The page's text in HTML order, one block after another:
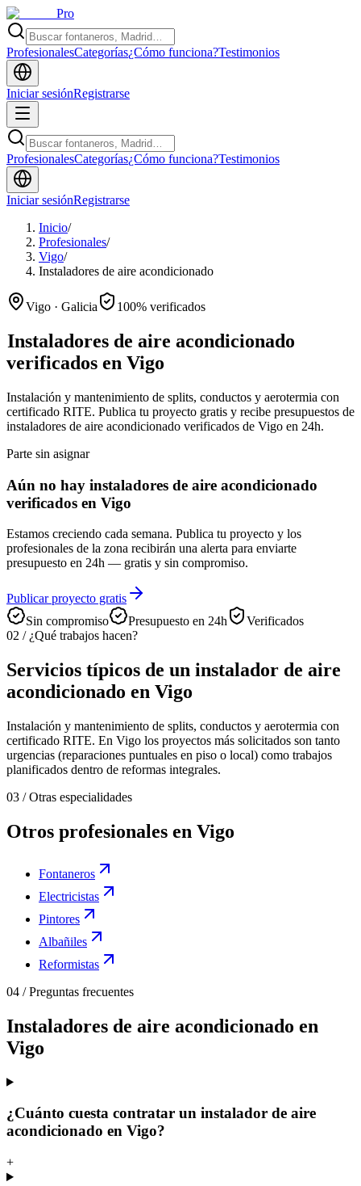
Pro
ProfesionalesCategorías¿Cómo funciona?Testimonios
Iniciar sesiónRegistrarse
ProfesionalesCategorías¿Cómo funciona?Testimonios
Iniciar sesiónRegistrarse
Inicio/
Profesionales/
Vigo/
Instaladores de aire acondicionado
Vigo · Galicia 100% verificados
Instaladores de aire acondicionado
verificados en Vigo
Instalación y mantenimiento de splits, conductos y aerotermia con
certificado RITE. Publica tu proyecto gratis y recibe presupuestos de
instaladores de aire acondicionado verificados de Vigo en 24h.
Parte sin asignar
Aún no hay instaladores de aire acondicionado
verificados en Vigo
Estamos creciendo cada semana. Publica tu proyecto y los
profesionales de la zona recibirán una alerta para enviarte
presupuesto en 24h — gratis y sin compromiso.
Publicar proyecto gratis
Sin compromiso
Presupuesto en 24h
Verificados
02 / ¿Qué trabajos hacen?
Servicios típicos de un instalador de aire
acondicionado en Vigo
Instalación y mantenimiento de splits, conductos y aerotermia con
certificado RITE. En Vigo los proyectos más solicitados son tanto
urgencias (reparaciones puntuales en piso o local) como trabajos
planificados dentro de reformas integrales.
03 /Otras especialidades
Otros profesionales en Vigo
Fontaneros
Electricistas
Pintores
Albañiles
Reformistas
04 /Preguntas frecuentes
Instaladores de aire acondicionado en
Vigo
¿Cuánto cuesta contratar un instalador de aire
acondicionado en Vigo?
+